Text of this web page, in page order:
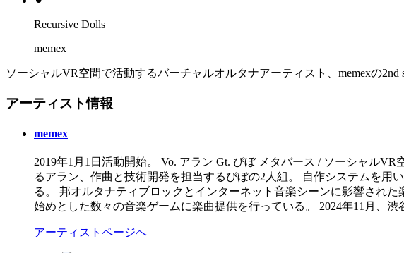
Recursive Dolls
memex
ソーシャルVR空間で活動するバーチャルオルタナアーティスト、memexの
アーティスト情報
memex
2019年1月1日活動開始。 Vo. アラン Gt. ぴぼ メタバース / ソーシャル
るアラン、作曲と技術開発を担当するぴぼの2人組。 自作システムを用
る。 邦オルタナティブロックとインターネット音楽シーンに影響され
始めとした数々の音楽ゲームに楽曲提供を行っている。 2024年11月、
アーティストページへ